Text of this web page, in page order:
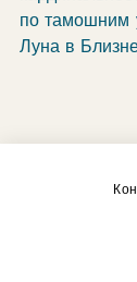
по тамошним
Луна в